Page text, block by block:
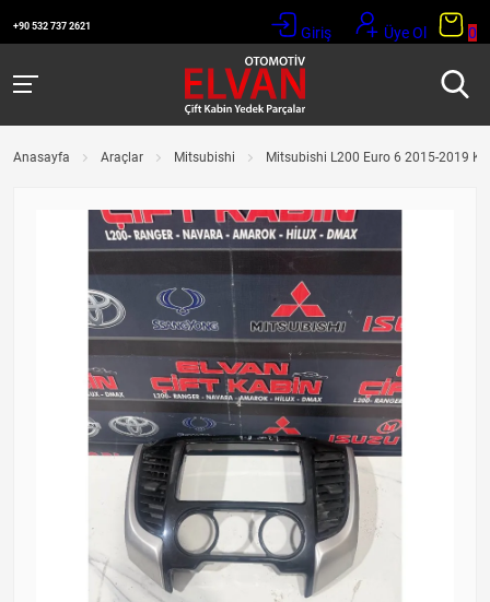
+90 532 737 2621 Giriş Üye Ol 0
Anasayfa Araçlar Mitsubishi Mitsubishi L200 Euro 6 2015-2019